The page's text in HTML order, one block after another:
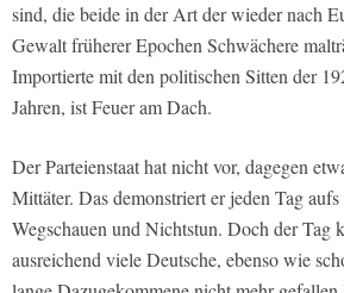
sind, die beide in der Art der wieder nach
Gewalt früherer Epochen Schwächere
Importierte mit den politischen Sitten der
Jahren, ist Feuer am Dach.
Der Parteienstaat hat nicht vor, dagegen
Mittäter. Das demonstriert er jeden Tag
Wegschauen und Nichtstun. Doch der Tag
ausreichend viele Deutsche, ebenso wie